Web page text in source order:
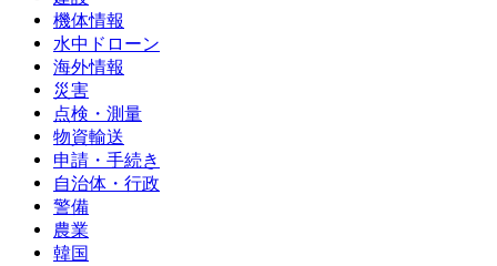
機体情報
水中ドローン
海外情報
災害
点検・測量
物資輸送
申請・手続き
自治体・行政
警備
農業
韓国